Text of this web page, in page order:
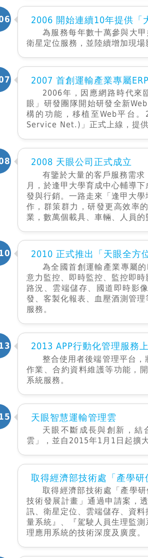
2006 開始連續10年提供「
為服務每年數十萬參與大
衛星定位服務，並陸續增加現場
2007 首創運輸產業專屬
2006年，因應網路時代來
眼」研發團隊開始研發全新
構的功能，移植至Web平台
Service Net.)」正式上線，提
2008 天眼公司正式成立
有鑒於大量的客戶服務需
月，於逢甲大學育成中心輔導
發與行銷。一路走來「逢甲大
作，群策群力，研發更高效率
業，數萬個載具、車輛、人員的
2010 正式推出「天眼全方
為全國首創運輸產業專屬
意力監控、即時監控、監控即
路況、雲端儲存、國道即時影
發、客製化報表、血壓酒測管
服務。
2013 APP行動化管理服務
整合使用者後端管理平台
作業、合約資料維護等功能，
系統服務。
天眼智慧運輸管理雲
天眼不斷成長與創新，結
雲」，並自2015年1月1日起擴
取得經濟部技術處「產學
取得經濟部技術處「產學
技術發展計畫」通過申請案，
訊、衛星定位、雲端儲存、資
量系統』、『駕駛人員生理監
理應用系統的技術深度及廣度。